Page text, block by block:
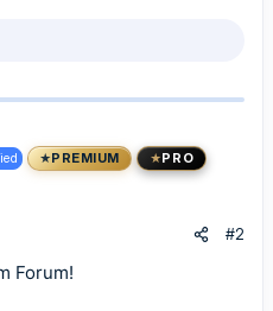
PREMIUM PRO
#2
Forum!